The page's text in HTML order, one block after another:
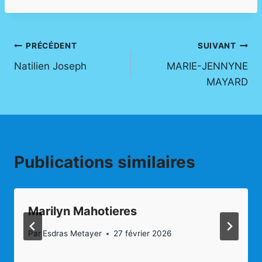
Navigation
de
PRÉCÉDENT
Natilien Joseph
SUIVANT
MARIE-JENNYNE
MAYARD​
Publications similaires
Marilyn Mahotieres
Par Esdras Metayer 27 février 2026